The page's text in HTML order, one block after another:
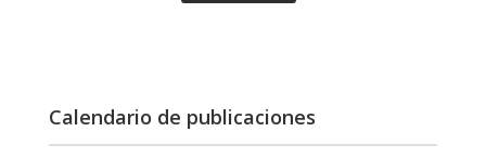
Calendario de publicaciones